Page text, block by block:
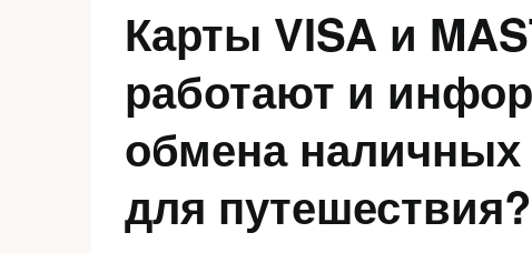
Карты VISA и
работают и
обмена
для